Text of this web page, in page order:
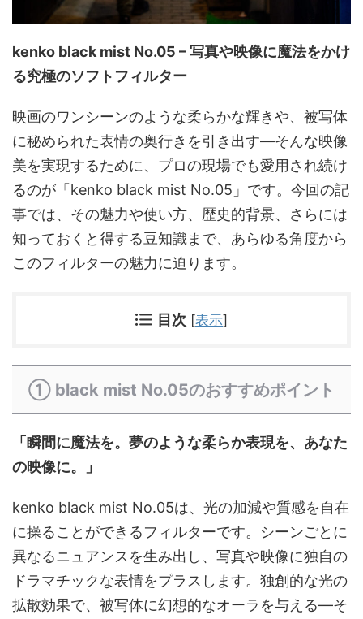
kenko black mist No.05 – 写真や映像に魔法をかけ
る究極のソフトフィルター
映画のワンシーンのような柔らかな輝きや、被写体
に秘められた表情の奥行きを引き出す―そんな映像
美を実現するために、プロの現場でも愛用され続け
るのが「kenko black mist No.05」です。今回の記
事では、その魅力や使い方、歴史的背景、さらには
知っておくと得する豆知識まで、あらゆる角度から
このフィルターの魅力に迫ります。
目次 [表示]
① black mist No.05のおすすめポイント
「瞬間に魔法を。夢のような柔らか表現を、あなた
の映像に。」
kenko black mist No.05は、光の加減や質感を自在
に操ることができるフィルターです。シーンごとに
異なるニュアンスを生み出し、写真や映像に独自の
ドラマチックな表情をプラスします。独創的な光の
拡散効果で、被写体に幻想的なオーラを与える―そ